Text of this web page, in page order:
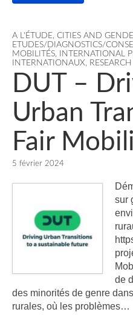
A L'ÉTUDE, CITIES AND
ETUDES/DIAGNOSTICS/
MOBILITÉS, INTERNATIONAL
INTERNATIONAUX, RESEARCH
DUT –
Urban
Fair
5 février 2024
sur
de
des minorités de genre
rurales, où les problèmes…